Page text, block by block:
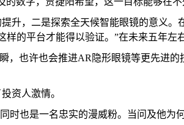
升，二是探索全天候智能眼镜的意义
的平台才能得以验证。”在未来五年左
也许也会推进AR隐形眼镜等更先进
资人激情。
时也是一名忠实的漫威粉。当问及他